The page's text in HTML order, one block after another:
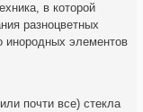
в которой
разноцветных
инородных элементов
почти все) стекла